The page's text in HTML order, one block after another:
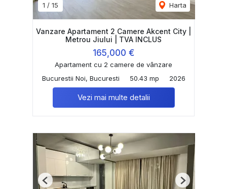
1 / 15 Harta
Vanzare Apartament 2 Camere Akcent City |
Metrou Jiului | TVA INCLUS
165,000 €
Apartament cu 2 camere de vânzare
Bucurestii Noi, Bucuresti
50.43 mp 2026
Vezi mai multe detalii
Previous Next